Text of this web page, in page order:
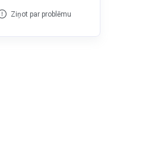
Ziņot par problēmu